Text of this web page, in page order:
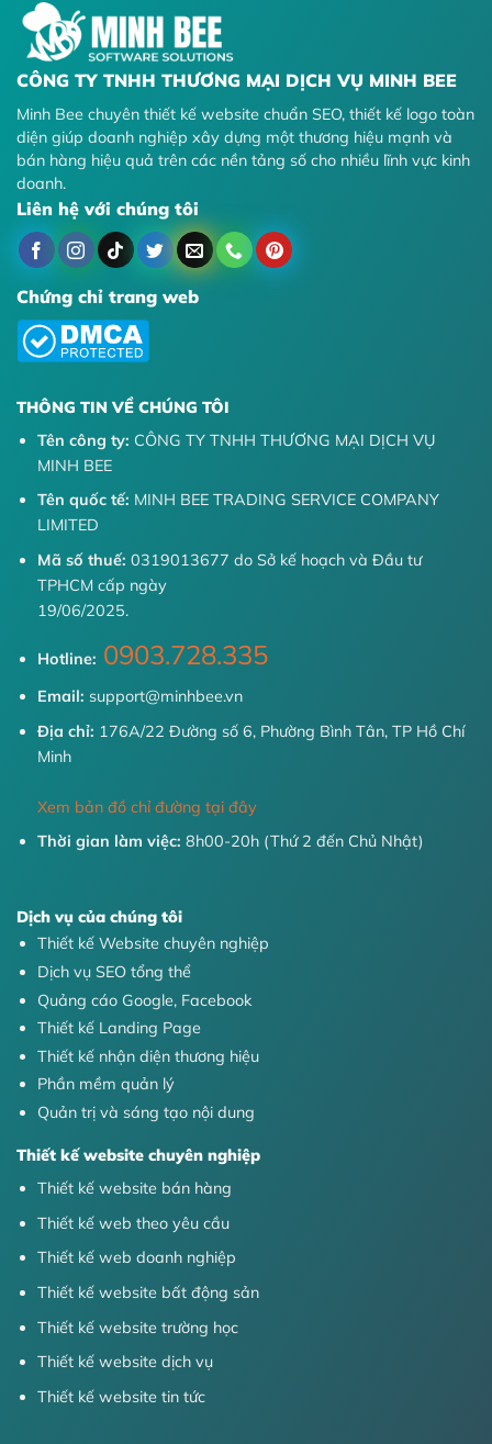
CÔNG TY TNHH THƯƠNG MẠI DỊCH VỤ MINH BEE
Minh Bee chuyên thiết kế website chuẩn SEO, thiết kế logo toàn
diện giúp doanh nghiệp xây dựng một thương hiệu mạnh và
bán hàng hiệu quả trên các nền tảng số cho nhiều lĩnh vực kinh
doanh.
Liên hệ với chúng tôi
Chứng chỉ trang web
THÔNG TIN VỀ CHÚNG TÔI
Tên công ty: CÔNG TY TNHH THƯƠNG MẠI DỊCH VỤ
MINH BEE
Tên quốc tế: MINH BEE TRADING SERVICE COMPANY
LIMITED
Mã số thuế: 0319013677 do Sở kế hoạch và Đầu tư
TPHCM cấp ngày
19/06/2025.
Hotline: 0903.728.335
Email: support@minhbee.vn
Địa chỉ: 176A/22 Đường số 6, Phường Bình Tân, TP Hồ Chí
Minh
Xem bản đồ chỉ đường tại đây
Thời gian làm việc: 8h00-20h (Thứ 2 đến Chủ Nhật)
Dịch vụ của chúng tôi
Thiết kế Website chuyên nghiệp
Dịch vụ SEO tổng thể
Quảng cáo Google, Facebook
Thiết kế Landing Page
Thiết kế nhận diện thương hiệu
Phần mềm quản lý
Quản trị và sáng tạo nội dung
Thiết kế website chuyên nghiệp
Thiết kế website bán hàng
Thiết kế web theo yêu cầu
Thiết kế web doanh nghiệp
Thiết kế website bất động sản
Thiết kế website trường học
Thiết kế website dịch vụ
Thiết kế website tin tức